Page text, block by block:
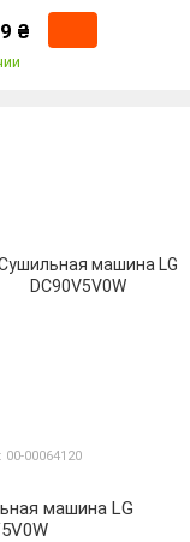
₴
00-00064120
машина LG